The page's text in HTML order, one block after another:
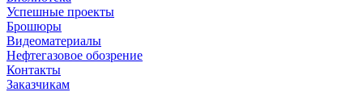
Успешные проекты
Брошюры
Видеоматериалы
Нефтегазовое обозрение
Контакты
Заказчикам